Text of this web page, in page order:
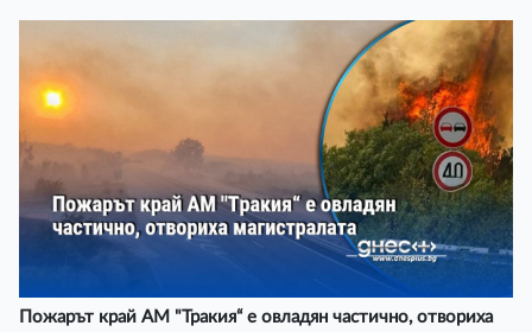
Пожарът край АМ "Тракия“ е овладян частично, отвориха